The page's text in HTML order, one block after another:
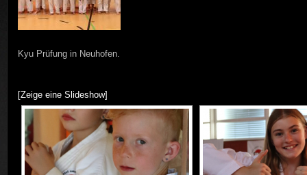
Kyu Prüfung in Neuhofen.
[Zeige eine Slideshow]